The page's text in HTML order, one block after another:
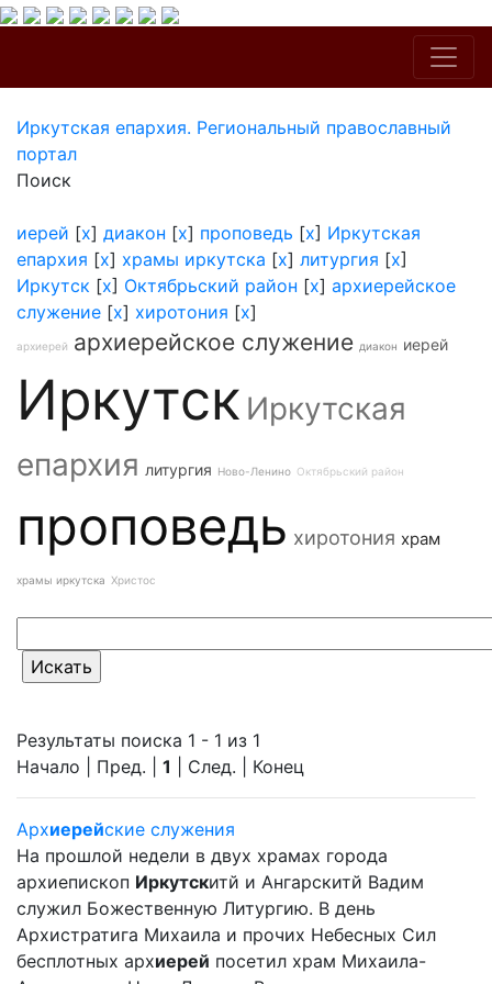
Иркутская епархия. Региональный православный
портал
Поиск
иерей [x] диакон [x] проповедь [x] Иркутская
епархия [x] храмы иркутска [x] литургия [x]
Иркутск [x] Октябрьский район [x] архиерейское
служение [x] хиротония [x]
архиерей архиерейское служение диакон иерей
Иркутск Иркутская
епархия литургия Ново-Ленино Октябрьский район
проповедь хиротония храм
храмы иркутска Христос
Результаты поиска 1 - 1 из 1
Начало | Пред. | 1 | След. | Конец
Архиерейские служения
На прошлой недели в двух храмах города
архиепископ Иркутскитй и Ангарскитй Вадим
служил Божественную Литургию. В день
Архистратига Михаила и прочих Небесных Сил
бесплотных архиерей посетил храм Михаила-